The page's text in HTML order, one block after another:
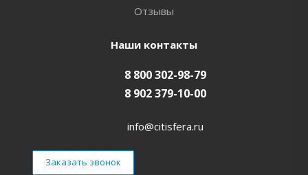
Отзывы
Наши контакты
8 800 302-98-79
8 902 379-10-00
info@citisfera.ru
Заказать звонок